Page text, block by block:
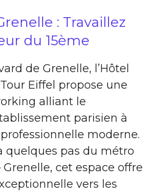
: Travaillez
du 15ème
de Grenelle, l’Hôtel
Eiffel propose une
alliant le
parisien à
moderne.
quelques pas du métro
cet espace offre
vers les